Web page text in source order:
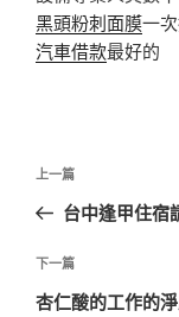
黑頭粉刺面膜一
汽車借款最好的
文
導
覽
上
一
文
章
上一篇
台中逢甲住宿
下
一
下一篇
杏仁酸的工作的